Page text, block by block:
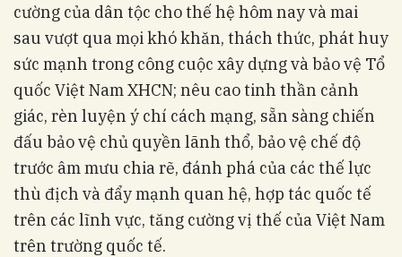
cường của dân tộc cho thế hệ hôm nay và mai
sau vượt qua mọi khó khăn, thách thức, phát huy
sức mạnh trong công cuộc xây dựng và bảo vệ Tổ
quốc Việt Nam XHCN; nêu cao tinh thần cảnh
giác, rèn luyện ý chí cách mạng, sẵn sàng chiến
đấu bảo vệ chủ quyền lãnh thổ, bảo vệ chế độ
trước âm mưu chia rẽ, đánh phá của các thế lực
thù địch và đẩy mạnh quan hệ, hợp tác quốc tế
trên các lĩnh vực, tăng cường vị thế của Việt Nam
trên trường quốc tế.